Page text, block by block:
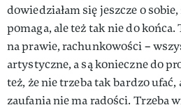
dowiedziałam się jeszcze o
pomaga, ale też tak nie do końca.
na prawie, rachunkowości –
artystyczne, a są konieczne do
też, że nie trzeba tak bardzo
zaufania nie ma radości. Trzeba